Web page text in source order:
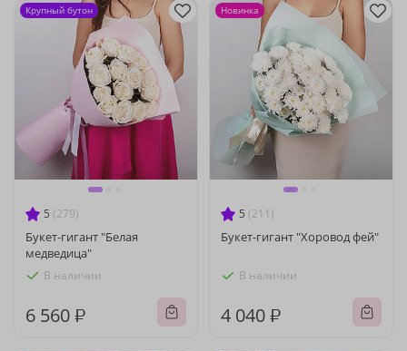
5 (279)
Букет-гигант "Белая
медведица"
В наличии
6 560 ₽
Крупный бутон
5 (211)
Букет-гигант "Хоровод фей"
В наличии
4 040 ₽
Новинка